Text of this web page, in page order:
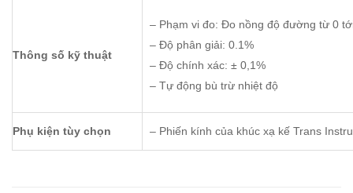
Thông số kỹ thuật
– Phạm vi đo: Đo nồng độ đường từ 0
– Độ phân giải: 0.1%
– Độ chính xác: ± 0,1%
– Tự động bù trừ nhiệt độ
Phụ kiện tùy chọn – Phiến kính của khúc xạ kế Trans